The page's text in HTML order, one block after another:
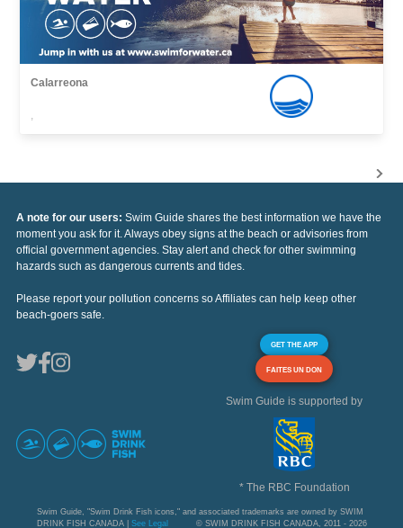
Calarreona
,
A note for our users: Swim Guide shares the best information we have the
moment you ask for it. Always obey signs at the beach or advisories from
official government agencies. Stay alert and check for other swimming
hazards such as dangerous currents and tides.
Please report your pollution concerns so Affiliates can help keep other
beach-goers safe.
GET THE APP
FAITES UN DON
Swim Guide is supported by
* The RBC Foundation
Swim Guide, "Swim Drink Fish icons," and associated trademarks are owned by SWIM
DRINK FISH CANADA | See Legal © SWIM DRINK FISH CANADA, 2011 - 2026